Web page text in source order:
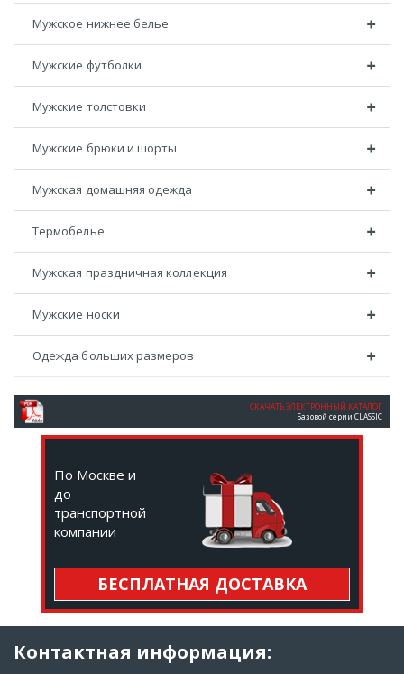
Мужское нижнее белье
Мужские футболки
Мужские толстовки
Мужские брюки и шорты
Мужская домашняя одежда
Термобелье
Мужская праздничная коллекция
Мужские носки
Одежда больших размеров
СКАЧАТЬ ЭЛЕКТРОННЫЙ КАТАЛОГ
Базовой серии CLASSIC
По Москве и
до
транспортной
компании
БЕСПЛАТНАЯ ДОСТАВКА
Контактная информация: